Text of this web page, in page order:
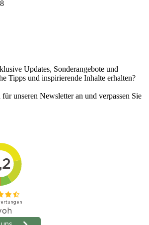
Updates, Sonderangebote und
Tipps und inspirierende Inhalte erhalten?
unseren Newsletter an und verpassen Sie